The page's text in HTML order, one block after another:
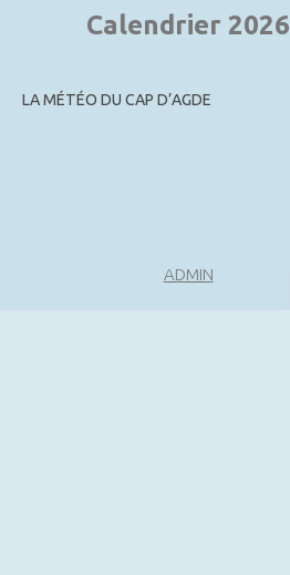
Calendrier 2026
LA MÉTÉO DU CAP D’AGDE
ADMIN